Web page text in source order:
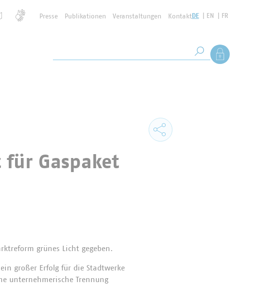
Presse Publikationen Veranstaltungen KontaktDE EN FR
Suche starten
Als Mitglied
Gaspaket
grünes Licht gegeben.
großer Erfolg für die Stadtwerke
unternehmerische Trennung